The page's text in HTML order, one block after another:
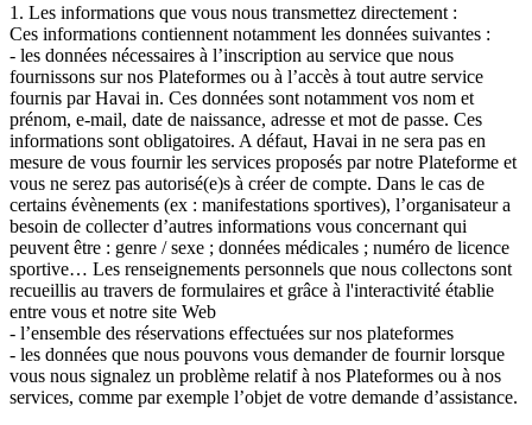
1. Les informations que vous nous transmettez directement :
Ces informations contiennent notamment les données suivantes :
- les données nécessaires à l’inscription au service que nous
fournissons sur nos Plateformes ou à l’accès à tout autre service
fournis par Havai in. Ces données sont notamment vos nom et
prénom, e-mail, date de naissance, adresse et mot de passe. Ces
informations sont obligatoires. A défaut, Havai in ne sera pas en
mesure de vous fournir les services proposés par notre Plateforme et
vous ne serez pas autorisé(e)s à créer de compte. Dans le cas de
certains évènements (ex : manifestations sportives), l’organisateur a
besoin de collecter d’autres informations vous concernant qui
peuvent être : genre / sexe ; données médicales ; numéro de licence
sportive… Les renseignements personnels que nous collectons sont
recueillis au travers de formulaires et grâce à l'interactivité établie
entre vous et notre site Web
- l’ensemble des réservations effectuées sur nos plateformes
- les données que nous pouvons vous demander de fournir lorsque
vous nous signalez un problème relatif à nos Plateformes ou à nos
services, comme par exemple l’objet de votre demande d’assistance.